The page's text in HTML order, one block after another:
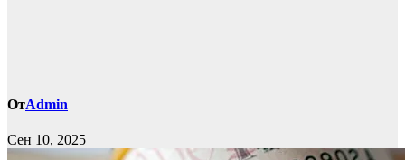
ОтAdmin
Сен 10, 2025